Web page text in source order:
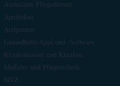
Ambulante Pflegedienste
Apotheken
Arztpraxen
Gesundheits-Apps und -Software
Krankenhäuser und Kliniken
Medizin- und Pflegetechnik
MVZ